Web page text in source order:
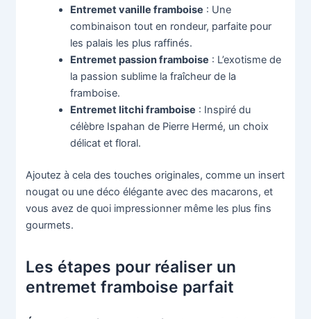
Entremet vanille framboise : Une
combinaison tout en rondeur, parfaite pour
les palais les plus raffinés.
Entremet passion framboise : L’exotisme de
la passion sublime la fraîcheur de la
framboise.
Entremet litchi framboise : Inspiré du
célèbre Ispahan de Pierre Hermé, un choix
délicat et floral.
Ajoutez à cela des touches originales, comme un insert
nougat ou une déco élégante avec des macarons, et
vous avez de quoi impressionner même les plus fins
gourmets.
Les étapes pour réaliser un
entremet framboise parfait